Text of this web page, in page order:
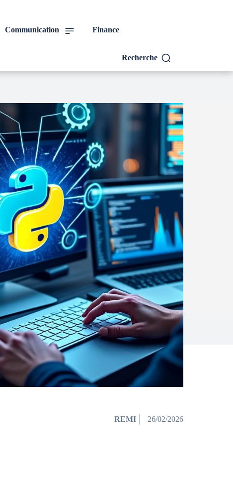
Communication Finance
Recherche
REMI 26/02/2026